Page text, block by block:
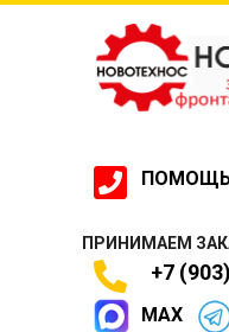
ПРИНИМАЕМ
+7
MAX